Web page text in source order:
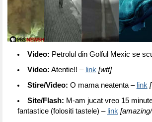
Video: Petrolul din Golful Mexic se
Video: Atentie!! – link [wtf]
Stire/Video: O mama neatenta – link
Site/Flash: M-am jucat vreo 15
fantastice (folositi tastele) – link